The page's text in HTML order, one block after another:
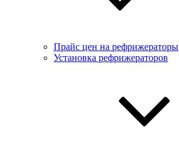
Прайс цен на рефрижераторы
Установка рефрижераторов